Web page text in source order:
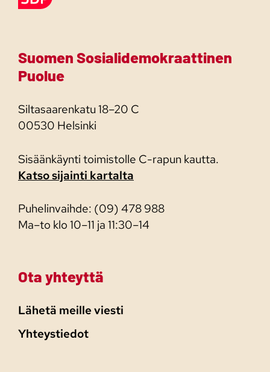
Suomen Sosialidemokraattinen
Puolue
Siltasaarenkatu 18–20 C
00530 Helsinki
Sisäänkäynti toimistolle C-rapun kautta.
Katso sijainti kartalta
Puhelinvaihde: (09) 478 988
Ma–to klo 10–11 ja 11:30–14
Ota yhteyttä
Lähetä meille viesti
Yhteystiedot